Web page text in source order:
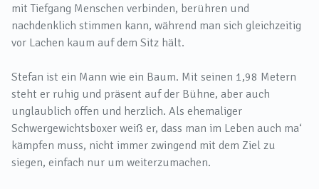
mit Tiefgang Menschen verbinden, berühren und
nachdenklich stimmen kann, während man sich gleichzeitig
vor Lachen kaum auf dem Sitz hält.
Stefan ist ein Mann wie ein Baum. Mit seinen 1,98 Metern
steht er ruhig und präsent auf der Bühne, aber auch
unglaublich offen und herzlich. Als ehemaliger
Schwergewichtsboxer weiß er, dass man im Leben auch ma‘
kämpfen muss, nicht immer zwingend mit dem Ziel zu
siegen, einfach nur um weiterzumachen.